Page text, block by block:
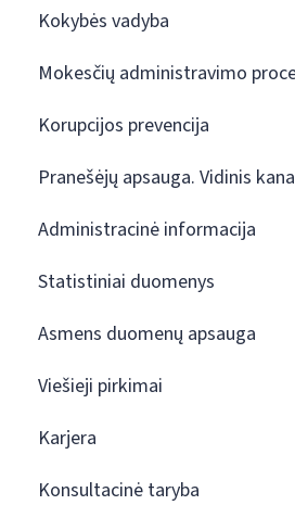
Kokybės vadyba
Mokesčių administravimo
Korupcijos prevencija
Pranešėjų apsauga. Vidinis
Administracinė informacija
Statistiniai duomenys
Asmens duomenų apsauga
Viešieji pirkimai
Karjera
Konsultacinė taryba